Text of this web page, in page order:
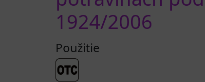
1924/2006
Použitie